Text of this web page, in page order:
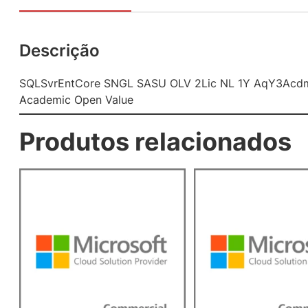
Descrição
SQLSvrEntCore SNGL SASU OLV 2Lic NL 1Y
Academic Open Value
Produtos relacionados